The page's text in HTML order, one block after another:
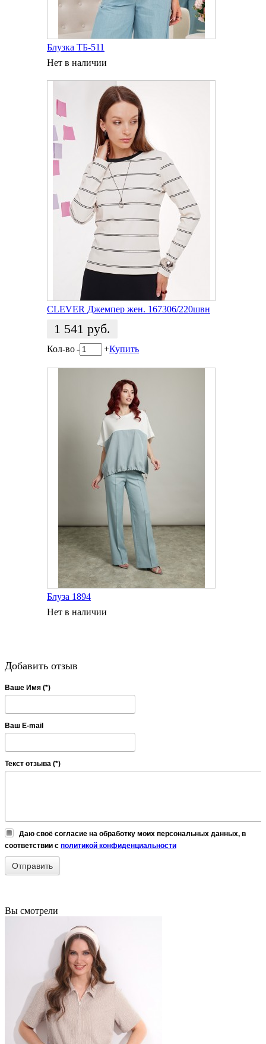
Блузка ТБ-511
Нет в наличии
CLEVER Джемпер жен. 167306/220швн
1 541 руб.
Кол-во- +Купить
Блуза 1894
Нет в наличии
Добавить отзыв
Ваше Имя (*)
Ваш E-mail
Текст отзыва (*)
Даю своё согласие на обработку моих персональных данных, в
соответствии с политикой конфиденциальности
Вы смотрели